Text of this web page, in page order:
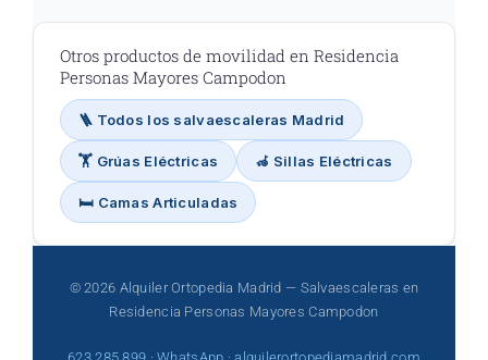
Otros productos de movilidad en Residencia
Personas Mayores Campodon
🪜 Todos los salvaescaleras Madrid
🏋️ Grúas Eléctricas 🦽 Sillas Eléctricas
🛏️ Camas Articuladas
© 2026 Alquiler Ortopedia Madrid — Salvaescaleras en
Residencia Personas Mayores Campodon